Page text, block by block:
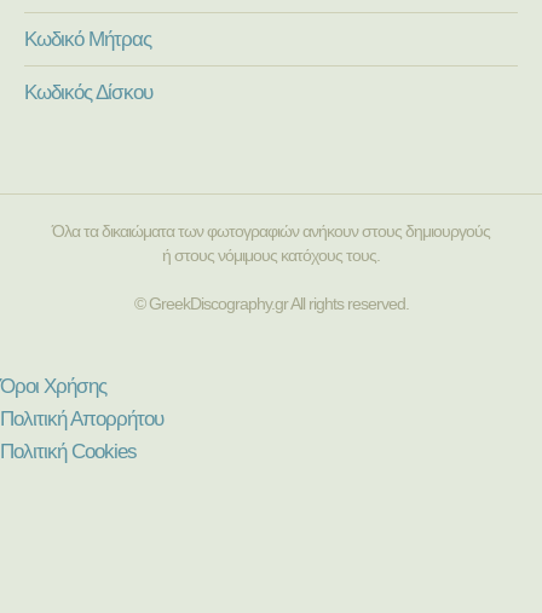
Κωδικό Μήτρας
Κωδικός Δίσκου
Όλα τα δικαιώματα των φωτογραφιών ανήκουν στους δημιουργούς
ή στους νόμιμους κατόχους τους.
© GreekDiscography.gr All rights reserved.
Όροι Χρήσης
Πολιτική Απορρήτου
Πολιτική Cookies